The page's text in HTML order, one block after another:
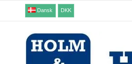
Dansk DKK